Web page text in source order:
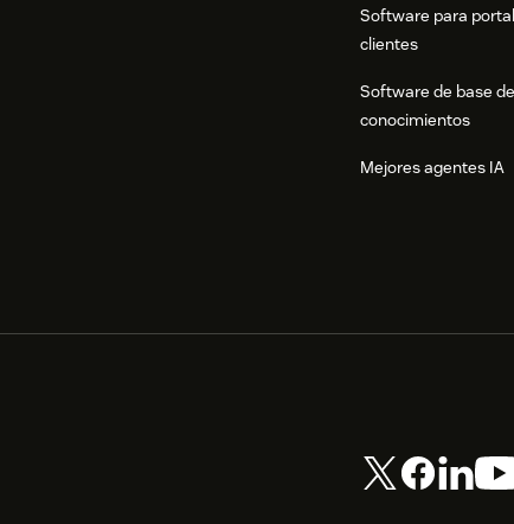
Software para
clientes
Software de base de
conocimientos
Mejores agentes IA